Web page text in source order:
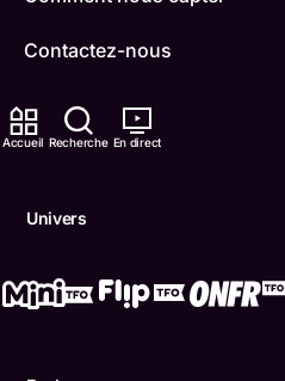
Accueil Recherche En direct
Univers
Contactez-nous
ONFR
Boukili